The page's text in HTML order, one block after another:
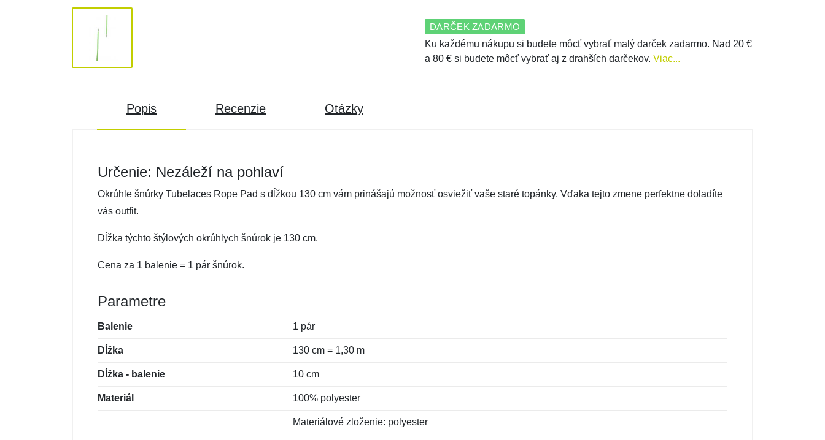
DARČEK ZADARMO
Ku každému nákupu si budete môcť vybrať malý darček zadarmo. Nad 20 €
a 80 € si budete môcť vybrať aj z drahších darčekov. Viac...
Popis Recenzie Otázky
Určenie: Nezáleží na pohlaví
Okrúhle šnúrky Tubelaces Rope Pad s dĺžkou 130 cm vám prinášajú možnosť osviežiť vaše staré topánky. Vďaka tejto zmene perfektne doladíte
vás outfit.
Dĺžka týchto štýlových okrúhlych šnúrok je 130 cm.
Cena za 1 balenie = 1 pár šnúrok.
Parametre
Balenie 1 pár
Dĺžka 130 cm = 1,30 m
Dĺžka - balenie 10 cm
Materiál 100% polyester
Materiálové zloženie: polyester